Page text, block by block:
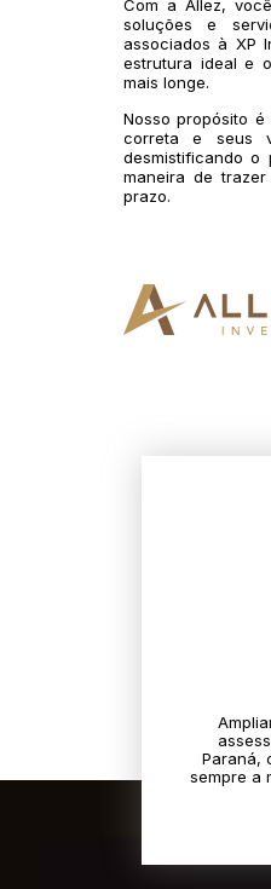
Com a Allez,
soluções e
associados à XP
estrutura ideal e
mais longe.
Nosso propósito
correta e seus
desmistificando o
maneira de
prazo.
Paraná,
sempre a